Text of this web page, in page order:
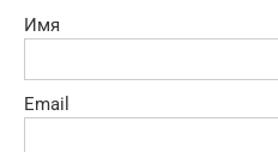
Имя
Email